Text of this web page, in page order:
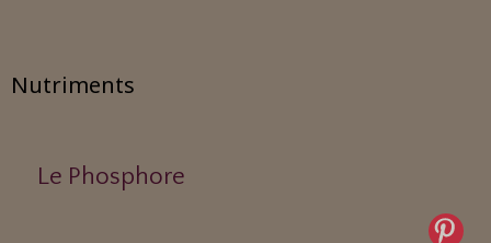
Nutriments
Le Phosphore